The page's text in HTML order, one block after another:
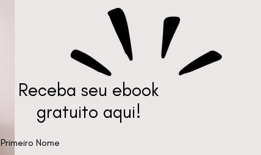
Receba seu ebook
gratuito aqui!
Primeiro Nome